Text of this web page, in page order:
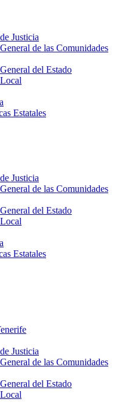
Justicia
de las Comunidades
del Estado
Estatales
Justicia
de las Comunidades
del Estado
Estatales
Justicia
de las Comunidades
del Estado